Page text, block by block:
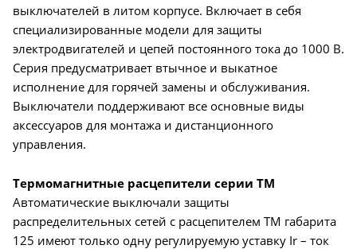
выключателей в литом корпусе. Включает в себя
специализированные модели для защиты
электродвигателей и цепей постоянного тока до 1000 В.
Серия предусматривает втычное и выкатное
исполнение для горячей замены и обслуживания.
Выключатели поддерживают все основные виды
аксессуаров для монтажа и дистанционного
управления.
Термомагнитные расцепители серии TM
Автоматические выключали защиты
распределительных сетей с расцепителем TM габарита
125 имеют только одну регулируемую уставку Ir – ток